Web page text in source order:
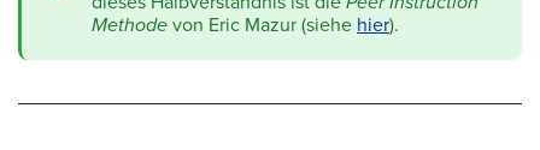
Methodevon Eric Mazur (siehe hier).